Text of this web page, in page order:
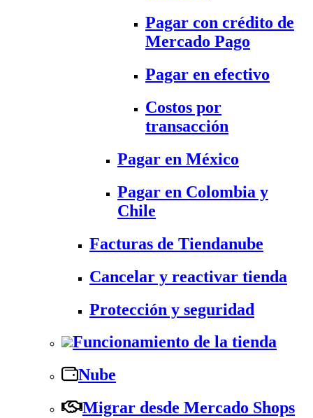
Pagar con crédito de
Mercado Pago
Pagar en efectivo
Costos por
transacción
Pagar en México
Pagar en Colombia y
Chile
Facturas de Tiendanube
Cancelar y reactivar tienda
Protección y seguridad
Funcionamiento de la tienda
Nube
Migrar desde Mercado Shops